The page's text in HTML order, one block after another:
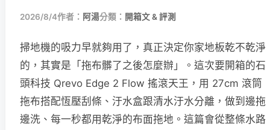
2026/8/4作者： 阿湯分類： 開箱文 & 評測
掃地機的吸力早就夠用了，真正決定你家地板乾不乾淨
的，其實是「拖布髒了之後怎麼辦」。這次要開箱的石
頭科技 Qrevo Edge 2 Flow 搖滾天王，用 27cm 滾筒
拖布搭配恆壓刮條、汙水盒跟清水汙水分離，做到邊拖
邊洗、每一秒都用乾淨的布面拖地。這篇會從整條水路